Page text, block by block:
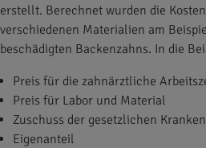
erstellt. Berechnet wurden die
verschiedenen Materialien am
beschädigten Backenzahns. In die
Preis für die zahnärztliche
Preis für Labor und Material
Zuschuss der gesetzlichen
Eigenanteil